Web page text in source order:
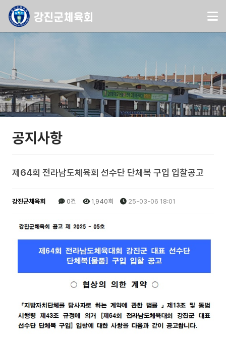
공지사항
제64회 전라남도체육회 선수단 단체복 구입 입찰공고
강진군체육회 0건 1,940회 25-03-06 18:01